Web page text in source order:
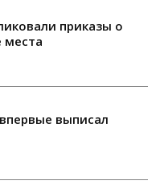
приказы о
места
выписал